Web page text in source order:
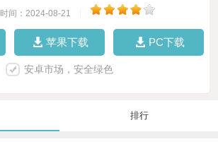
时间：2024-08-21
苹果下载 PC下载
安卓市场，安全绿色
排行